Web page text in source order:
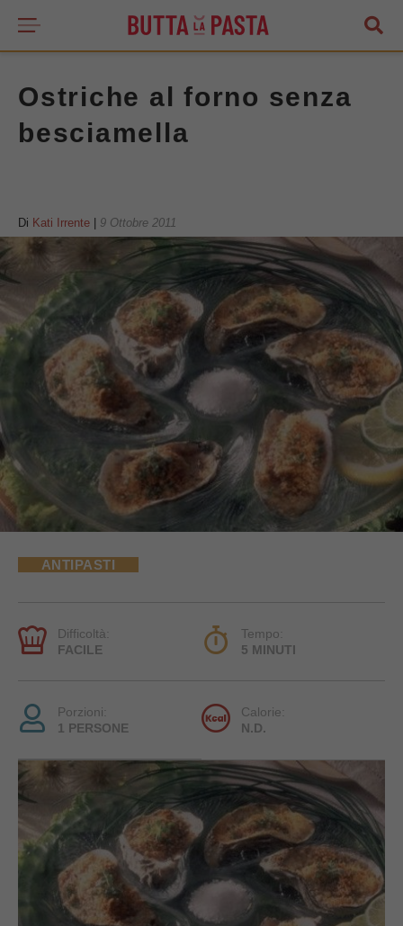
Ostriche al forno senza
besciamella
Di Kati Irrente 9 Ottobre 2011
ANTIPASTI
Difficoltà:
FACILE
Tempo:
5 MINUTI
Porzioni:
1 PERSONE
Calorie:
N.D.